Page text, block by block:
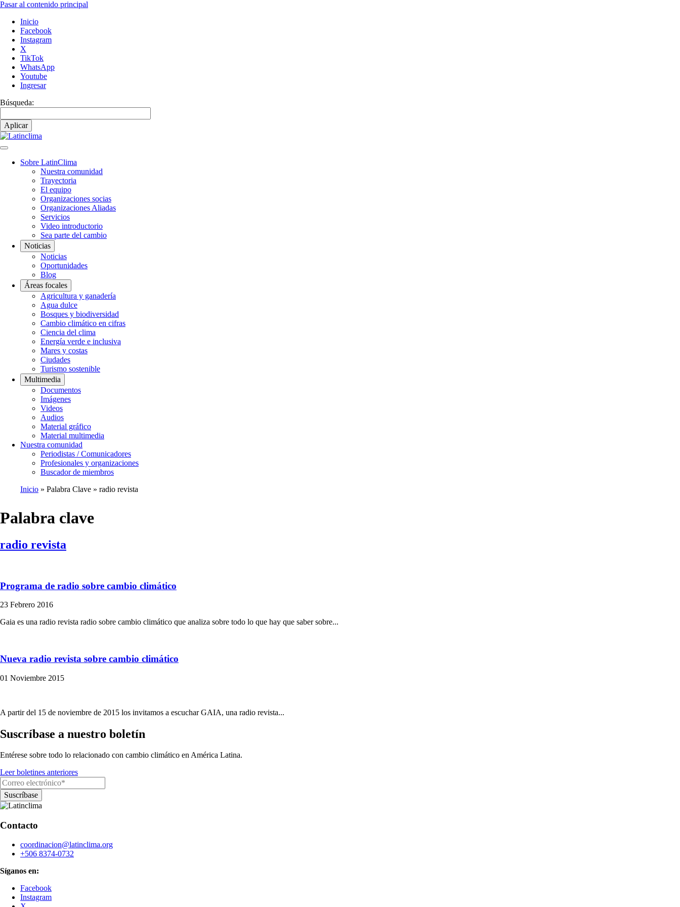
Pasar al contenido principal
Inicio
Facebook
Instagram
X
TikTok
WhatsApp
Youtube
Ingresar
Búsqueda:
Navegación
Sobre LatinClima
Nuestra comunidad
Trayectoria
El equipo
Organizaciones socias
Organizaciones Aliadas
Servicios
Video introductorio
Sea parte del cambio
Noticias
Noticias
Oportunidades
Blog
Áreas focales
Agricultura y ganadería
Agua dulce
Bosques y biodiversidad
Cambio climático en cifras
Ciencia del clima
Energía verde e inclusiva
Mares y costas
Ciudades
Turismo sostenible
Multimedia
Documentos
Imágenes
Videos
Audios
Material gráfico
Material multimedia
Nuestra comunidad
Periodistas / Comunicadores
Profesionales y organizaciones
Buscador de miembros
de
Inicio Palabra Clave radio revista
Palabra clave
radio revista
Programa de radio sobre cambio climático
23 Febrero 2016
Gaia es una radio revista radio sobre cambio climático que analiza sobre todo lo que hay que saber sobre...
Nueva radio revista sobre cambio climático
01 Noviembre 2015
A partir del 15 de noviembre de 2015 los invitamos a escuchar GAIA, una radio revista...
Suscríbase a nuestro boletín
Entérese sobre todo lo relacionado con cambio climático en América Latina.
Leer boletines anteriores
Contacto
coordinacion@latinclima.org
+506 8374-0732
Síganos en:
Facebook
Instagram